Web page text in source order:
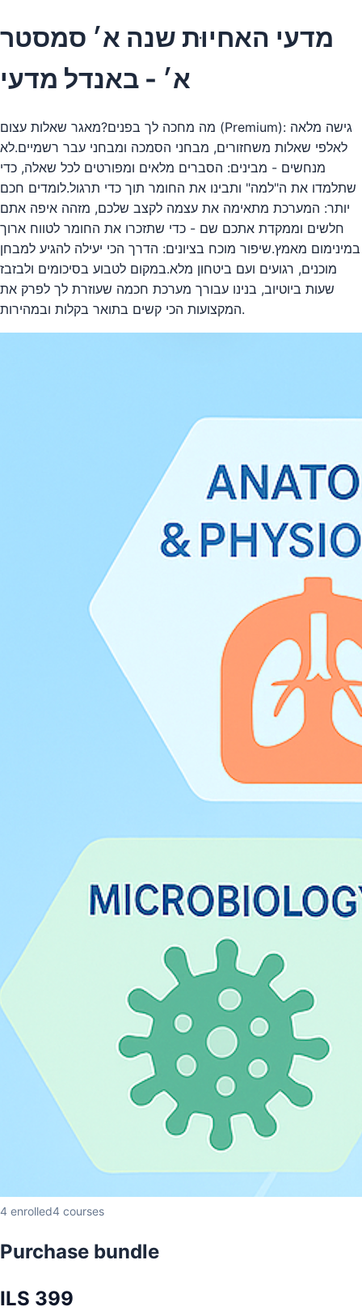
מדעי האחיוּת שנה א׳ סמסטר
א׳ - באנדל מדעי
מה מחכה לך בפנים?מאגר שאלות עצום (Premium): גישה מלאה
לאלפי שאלות משחזורים, מבחני הסמכה ומבחני עבר רשמיים.לא
מנחשים - מבינים: הסברים מלאים ומפורטים לכל שאלה, כדי
שתלמדו את ה"למה" ותבינו את החומר תוך כדי תרגול.לומדים חכם
יותר: המערכת מתאימה את עצמה לקצב שלכם, מזהה איפה אתם
חלשים וממקדת אתכם שם - כדי שתזכרו את החומר לטווח ארוך
במינימום מאמץ.שיפור מוכח בציונים: הדרך הכי יעילה להגיע למבחן
מוכנים, רגועים ועם ביטחון מלא.במקום לטבוע בסיכומים ולבזבז
שעות ביוטיוב, בנינו עבורך מערכת חכמה שעוזרת לך לפרק את
המקצועות הכי קשים בתואר בקלות ובמהירות.
4 enrolled4 courses
Purchase bundle
ILS 399